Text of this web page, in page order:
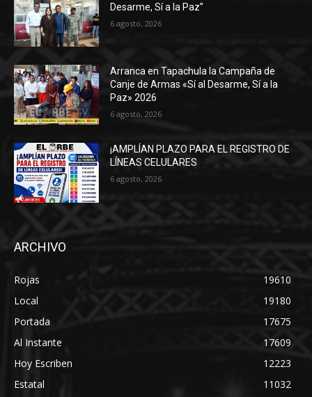
Desarme, Sí a la Paz”
6 agosto, 2026
Arranca en Tapachula la Campaña de
Canje de Armas «Sí al Desarme, Sí a la
Paz» 2026
6 agosto, 2026
¡AMPLÍAN PLAZO PARA EL REGISTRO DE
LÍNEAS CELULARES
6 agosto, 2026
ARCHIVO
Rojas
19610
Local
19180
Portada
17675
Al Instante
17609
Hoy Escriben
12223
Estatal
11032